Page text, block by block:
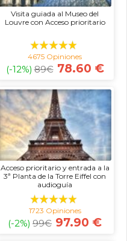
Visita guiada al Museo del
Louvre con Acceso prioritario
4675 Opiniones
(-12%) 89€ 78.60 €
Acceso prioritario y entrada a la
3ª Planta de la Torre Eiffel con
audioguía
1723 Opiniones
(-2%) 99€ 97.90 €